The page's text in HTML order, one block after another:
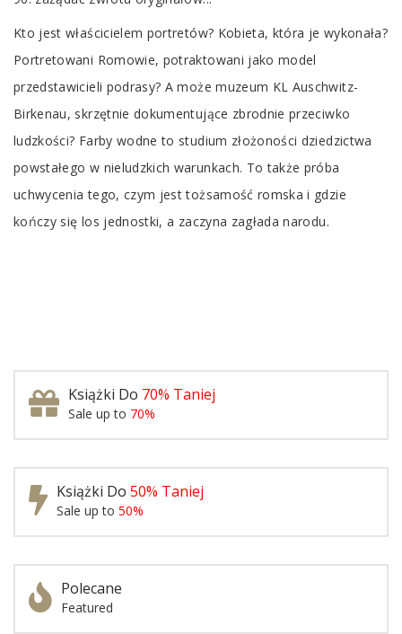
Kto jest właścicielem portretów? Kobieta, która je wykonała?
Portretowani Romowie, potraktowani jako model
przedstawicieli podrasy? A może muzeum KL Auschwitz-
Birkenau, skrzętnie dokumentujące zbrodnie przeciwko
ludzkości? Farby wodne to studium złożoności dziedzictwa
powstałego w nieludzkich warunkach. To także próba
uchwycenia tego, czym jest tożsamość romska i gdzie
kończy się los jednostki, a zaczyna zagłada narodu.
Książki Do 70% Taniej
Sale up to 70%
Książki Do 50% Taniej
Sale up to 50%
Polecane
Featured